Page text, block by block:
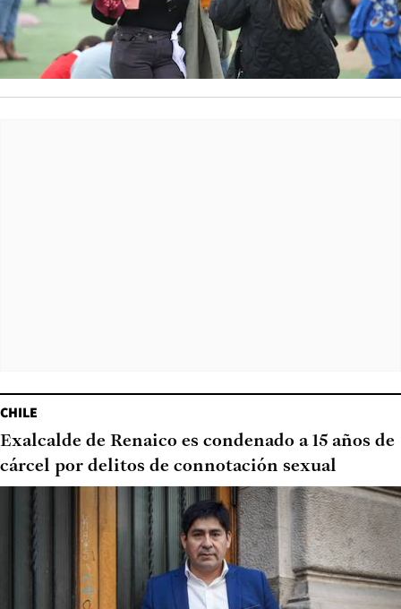
CHILE
Exalcalde de Renaico es condenado a 15 años de
cárcel por delitos de connotación sexual